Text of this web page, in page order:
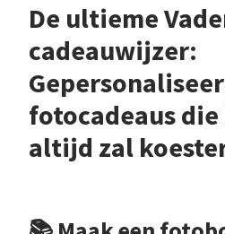
De ultieme
cadeauwijzer:
fotocadeaus
altijd zal